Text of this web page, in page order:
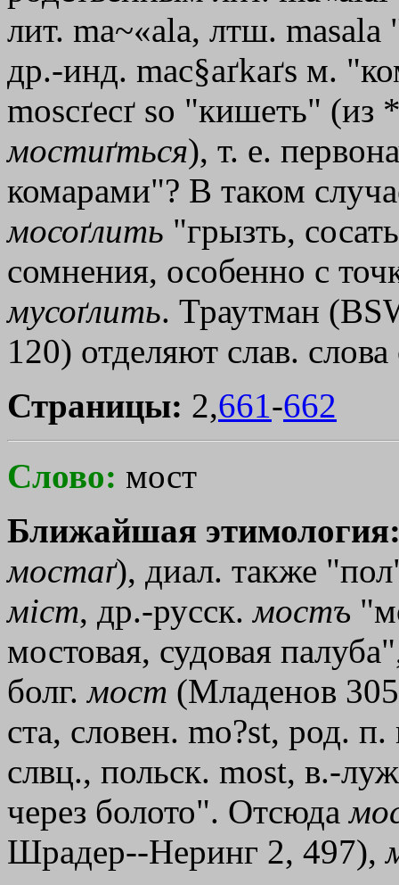
лит. ma~«ala, лтш.
др.-инд. mac§aґkaґs м.
moscґecґ sо "кишеть"
мостиґться), т. е.
комарами"? В таком
мосоґлить "грызть,
сомнения, особенно с
мусоґлить. Траутман
120) отделяют слав.
Страницы: 2,661-662
Слово: мост
Ближайшая
мостаґ), диал. также
мiст, др.-русск.мостъ
мостовая, судовая
болг.мост (Младенов
ста, словен. mo?st, род.
слвц., польск. most, в.-
через болото". Отсюда
Шрадер--Неринг 2, 497),